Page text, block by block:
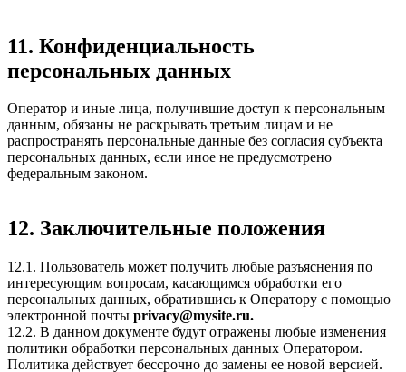
11. Конфиденциальность
персональных данных
Оператор и иные лица, получившие доступ к персональным
данным, обязаны не раскрывать третьим лицам и не
распространять персональные данные без согласия субъекта
персональных данных, если иное не предусмотрено
федеральным законом.
12. Заключительные положения
12.1. Пользователь может получить любые разъяснения по
интересующим вопросам, касающимся обработки его
персональных данных, обратившись к Оператору с помощью
электронной почты privacy@mysite.ru.
12.2. В данном документе будут отражены любые изменения
политики обработки персональных данных Оператором.
Политика действует бессрочно до замены ее новой версией.